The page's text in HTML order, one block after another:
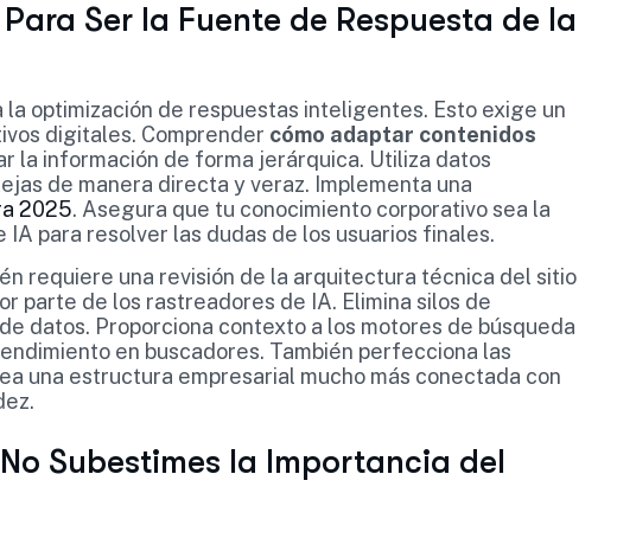
Ser la Fuente de Respuesta de la
la optimización de respuestas inteligentes. Esto exige un
digitales. Comprender cómo adaptar contenidos
la información de forma jerárquica. Utiliza datos
de manera directa y veraz. Implementa una
2025. Asegura que tu conocimiento corporativo sea la
para resolver las dudas de los usuarios finales.
requiere una revisión de la arquitectura técnica del sitio
parte de los rastreadores de IA. Elimina silos de
datos. Proporciona contexto a los motores de búsqueda
en buscadores. También perfecciona las
una estructura empresarial mucho más conectada con
Subestimes la Importancia del